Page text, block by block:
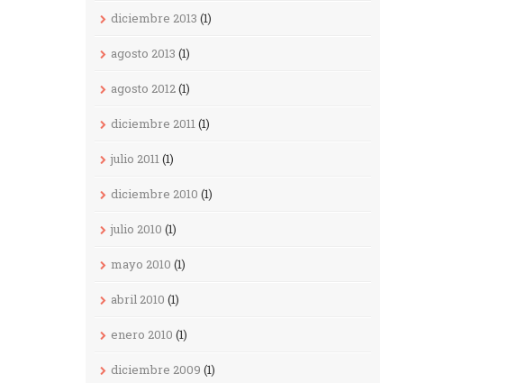
diciembre 2013 (1)
agosto 2013 (1)
agosto 2012(1)
diciembre 2011(1)
julio 2011(1)
diciembre 2010 (1)
julio 2010 (1)
mayo 2010 (1)
abril 2010 (1)
enero 2010 (1)
diciembre 2009 (1)